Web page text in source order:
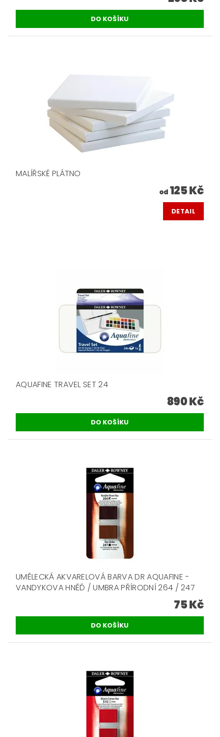
MALÍŘSKÉ PLÁTNO
od 125 Kč
DETAIL
AQUAFINE TRAVEL SET 24
890 Kč
UMĚLECKÁ AKVARELOVÁ BARVA DR AQUAFINE -
VANDYKOVA HNĚĎ / UMBRA PŘÍRODNÍ 264 / 247
75 Kč